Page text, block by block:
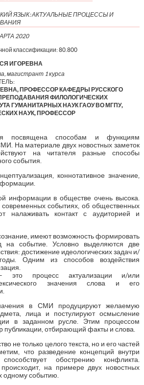
ЯЗЫК: АКТУАЛЬНЫЕ ПРОЦЕССЫ И
2020
классификации:80.800
ИГОРЕВНА
магистрант 1 курса
ПРОФЕССОР КАФЕДРЫ РУССКОГО
ФИЛОЛОГИЧЕСКИХ
ГУМАНИТАРНЫХ НАУК ГАОУ ВО МГПУ,
НАУК, ПРОФЕССОР
посвящена способам и функциям
На материале двух новостных заметок
на читателя разные способы
события.
коннотативное значение,
информации в обществе очень высока.
событиях, об общественных
налаживать контакт с аудиторией и
имеют возможность формировать
на событие. Условно выделяются две
достижение идеологических задач и/
Одним из способов воздействия
– это процесс актуализации и/или
значения слова и его
в СМИ продуцируют желаемую
лица и постулируют осмысление
в заданном русле. Этим процессом
публикации, отбирающий факты и слова.
не только целого текста, но и его частей
что разведение концепций внутри
обострению конфликта.
на примере двух новостных
одному событию.